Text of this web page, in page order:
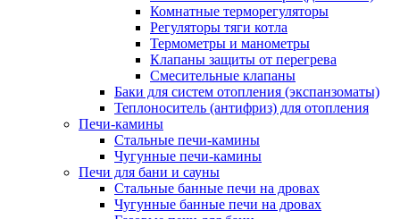
Комнатные терморегуляторы
Регуляторы тяги котла
Термометры и манометры
Клапаны защиты от перегрева
Смесительные клапаны
Баки для систем отопления (экспанзоматы)
Теплоноситель (антифриз) для отопления
Печи-камины
Стальные печи-камины
Чугунные печи-камины
Печи для бани и сауны
Стальные банные печи на дровах
Чугунные банные печи на дровах